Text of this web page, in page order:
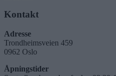
Kontakt
Adresse
Trondheimsveien 459
0962 Oslo
Åpningstider